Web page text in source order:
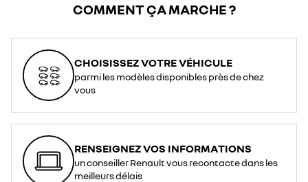
COMMENT ÇA MARCHE ?
CHOISISSEZ VOTRE VÉHICULE
parmi les modèles disponibles près de chez
vous
RENSEIGNEZ VOS INFORMATIONS
un conseiller Renault vous recontacte dans les
meilleurs délais